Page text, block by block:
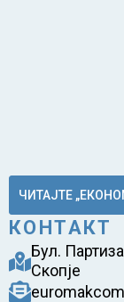
ЧИТАЈТЕ
КОНТАКТ
Бул.
Скопје